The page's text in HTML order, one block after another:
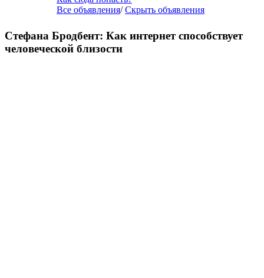
Все объявления/Скрыть объявления
Стефана Бродбент: Как интернет способствует
человеческой близости